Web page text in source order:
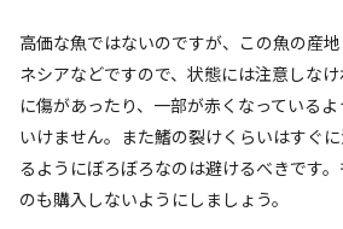
高価な魚ではないのですが、この魚の産
ネシアなどですので、状態には注意しな
に傷があったり、一部が赤くなっている
いけません。また鰭の裂けくらいはすぐ
るようにぼろぼろなのは避けるべきです
のも購入しないようにしましょう。